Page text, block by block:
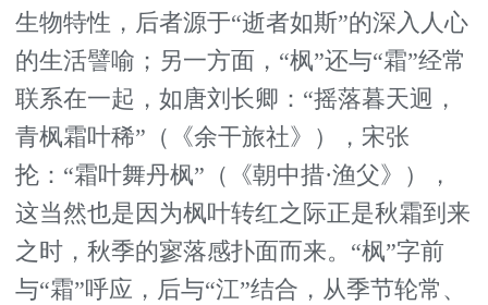
生物特性，后者源于“逝者如斯”的深入人心
的生活譬喻；另一方面，“枫”还与“霜”经常
联系在一起，如唐刘长卿：“摇落暮天迥，
青枫霜叶稀”（《余干旅社》），宋张
抡：“霜叶舞丹枫”（《朝中措·渔父》），
这当然也是因为枫叶转红之际正是秋霜到来
之时，秋季的寥落感扑面而来。“枫”字前
与“霜”呼应，后与“江”结合，从季节轮常、